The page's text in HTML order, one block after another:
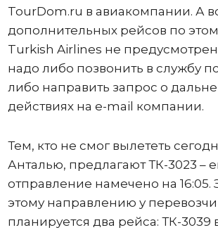
TourDоm.ru в авиакомпании. А
дополнительных рейсов по
Turkish Airlines не
надо либо позвонить в службу
либо направить запрос о
действиях на e-mail компании.
Тем, кто не смог вылететь
Анталью, предлагают ТК-3023 –
отправление намечено на 16:05.
этому направлению у
планируется два рейса: ТК-3039